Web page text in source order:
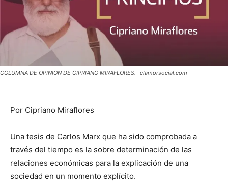
COLUMNA DE OPINION DE CIPRIANO MIRAFLORES.- clamorsocial.com
Por Cipriano Miraflores
Una tesis de Carlos Marx que ha sido comprobada a
través del tiempo es la sobre determinación de las
relaciones económicas para la explicación de una
sociedad en un momento explícito.